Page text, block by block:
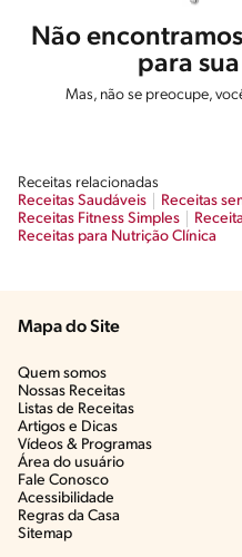
Não
para
Mas, não se preocupe,
Receitas relacionadas
Receitas Saudáveis
Receitas
Receitas Fitness Simples
Receitas para Nutrição Clínica
Mapa do Site
Quem somos
Nossas Receitas
Listas de Receitas​
Artigos e Dicas​
Vídeos & Programas​
Área do usuário
Fale Conosco
Acessibilidade
Regras da Casa
Sitemap